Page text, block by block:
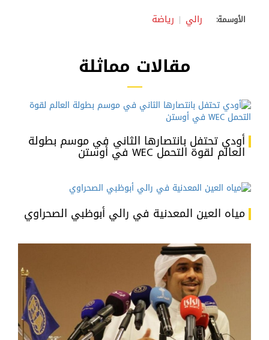
الأوسمة: رالي رياضة
مقالات مماثلة
أودي تحتفل بانتصارها الثاني في موسم بطولة
العالم لقوة التحمل WEC في أوستن
مياه العين المعدنية في رالي أبوظبي الصحراوي